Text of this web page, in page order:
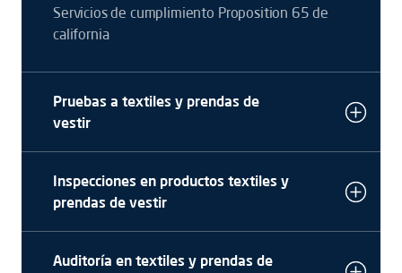
Servicios de cumplimiento Proposition 65 de
california
Pruebas a textiles y prendas de
vestir
Inspecciones en productos textiles y
prendas de vestir
Auditoría en textiles y prendas de